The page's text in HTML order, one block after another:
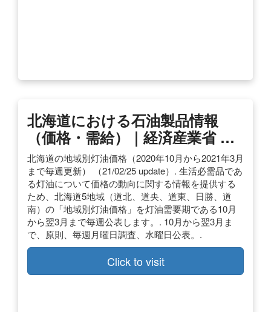
北海道における石油製品情報
（価格・需給）｜経済産業省 …
北海道の地域別灯油価格（2020年10月から2021年3月
まで毎週更新） （21/02/25 update）. 生活必需品であ
る灯油について価格の動向に関する情報を提供する
ため、北海道5地域（道北、道央、道東、日勝、道
南）の「地域別灯油価格」を灯油需要期である10月
から翌3月まで毎週公表します。. 10月から翌3月ま
で、原則、毎週月曜日調査、水曜日公表。.
Click to visit